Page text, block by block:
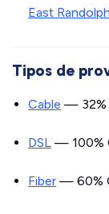
East Randolph
Tipos de
Cable — 32%
DSL — 100%
Fiber — 60%